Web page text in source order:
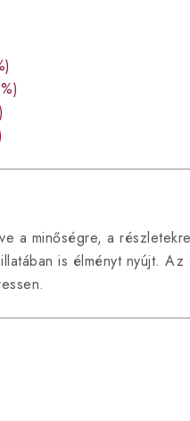
a minőségre, a
is élményt nyújt.